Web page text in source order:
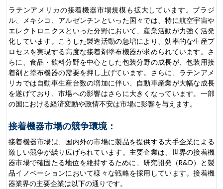
ラテンアメリカの接着機器市場規模も拡大しています。ブラジ
ル、メキシコ、アルゼンチンといった国々では、特に航空宇宙や
エレクトロニクスといった分野において、産業活動が力強く活発
化しています。こうした製造活動の急増により、効率的な生産プ
ロセスを実現する高度な接着剤塗布機器が求められています。さ
らに、食品・飲料分野を中心とした包装分野の成長が、包装用接
着剤と塗布機器の需要を押し上げています。さらに、ラテンアメ
リカでは自動車生産台数の増加に伴い、自動車産業が大幅な成長
を遂げており、市場への影響はさらに大きくなっています。一部
の国における経済変動や政情不安は市場に影響を与えます。
接着機器市場の競争環境：
接着機器市場は、国内外の市場に製品を提供する大手企業による
激しい競争が繰り広げられています。主要企業は、世界の接着機
器市場で確固たる地位を維持するために、研究開発（R&D）と製
品イノベーションにおいて様々な戦略を採用しています。接着機
器業界の主要企業は以下の通りです。